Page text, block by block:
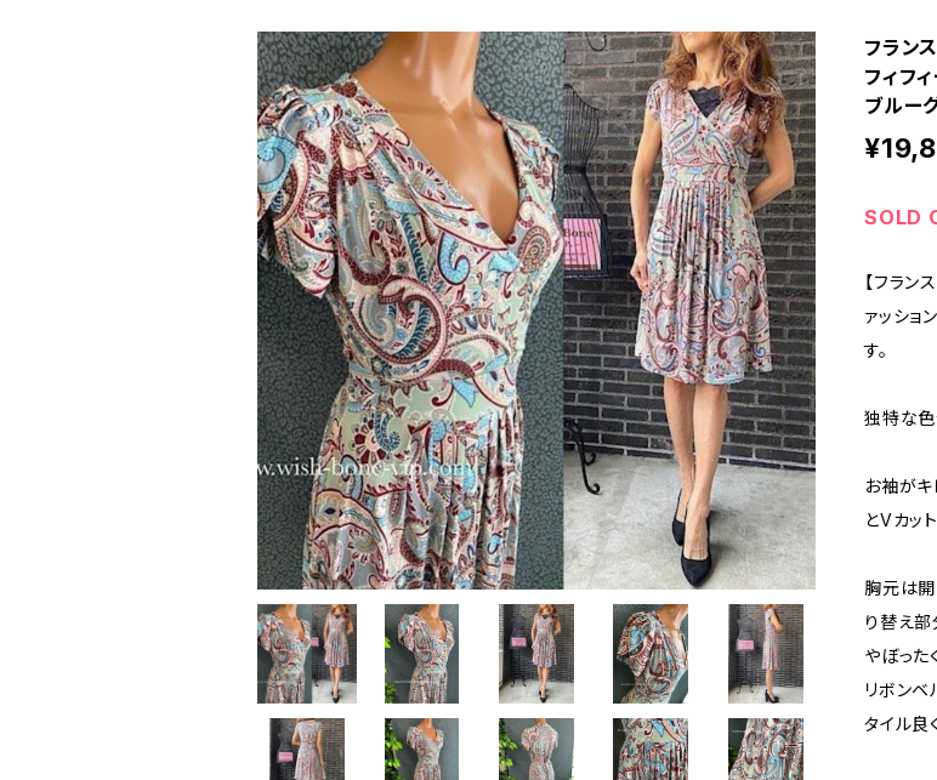
フラン
フィフ
ブルー
SOLD
【フラ
ァッショ
す。
独特な色
お袖がキ
とVカッ
胸元は開
り替え
やぼった
リボンベ
タイル良